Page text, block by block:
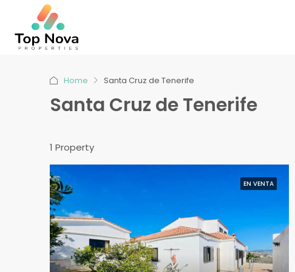
Home Santa Cruz de Tenerife
Santa Cruz de Tenerife
1 Property
EN VENTA